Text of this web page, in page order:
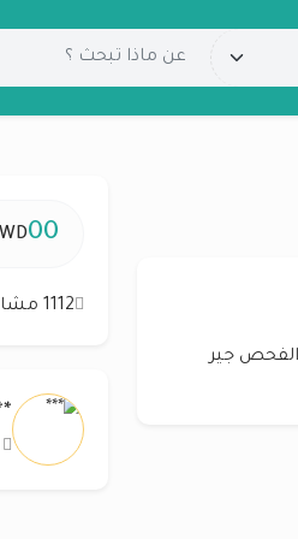
جدا شرط الفحص جير
00
1112 مشاهدات